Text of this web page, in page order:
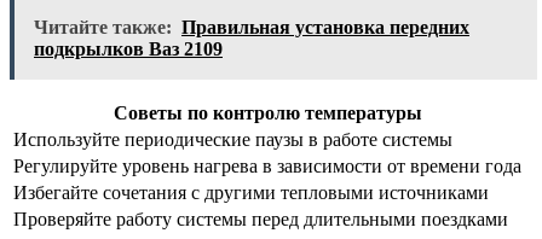
Читайте также: Правильная установка передних
подкрылков Ваз 2109
Советы по контролю температуры
Используйте периодические паузы в работе системы
Регулируйте уровень нагрева в зависимости от времени года
Избегайте сочетания с другими тепловыми источниками
Проверяйте работу системы перед длительными поездками